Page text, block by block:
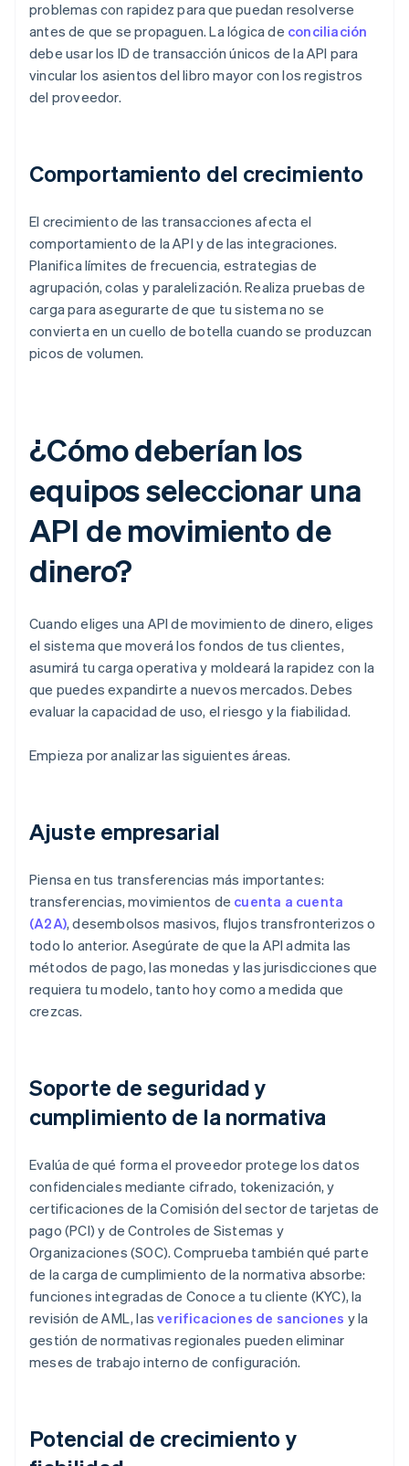
problemas con rapidez para que puedan resolverse
antes de que se propaguen. La lógica de conciliación
debe usar los ID de transacción únicos de la API para
vincular los asientos del libro mayor con los registros
del proveedor.
Comportamiento del crecimiento
El crecimiento de las transacciones afecta el
comportamiento de la API y de las integraciones.
Planifica límites de frecuencia, estrategias de
agrupación, colas y paralelización. Realiza pruebas de
carga para asegurarte de que tu sistema no se
convierta en un cuello de botella cuando se produzcan
picos de volumen.
¿Cómo deberían los
equipos seleccionar una
API de movimiento de
dinero?
Cuando eliges una API de movimiento de dinero, eliges
el sistema que moverá los fondos de tus clientes,
asumirá tu carga operativa y moldeará la rapidez con la
que puedes expandirte a nuevos mercados. Debes
evaluar la capacidad de uso, el riesgo y la fiabilidad.
Empieza por analizar las siguientes áreas.
Ajuste empresarial
Piensa en tus transferencias más importantes:
transferencias, movimientos de cuenta a cuenta
(A2A), desembolsos masivos, flujos transfronterizos o
todo lo anterior. Asegúrate de que la API admita las
métodos de pago, las monedas y las jurisdicciones que
requiera tu modelo, tanto hoy como a medida que
crezcas.
Soporte de seguridad y
cumplimiento de la normativa
Evalúa de qué forma el proveedor protege los datos
confidenciales mediante cifrado, tokenización, y
certificaciones de la Comisión del sector de tarjetas de
pago (PCI) y de Controles de Sistemas y
Organizaciones (SOC). Comprueba también qué parte
de la carga de cumplimiento de la normativa absorbe:
funciones integradas de Conoce a tu cliente (KYC), la
revisión de AML, lasverificaciones de sanciones y la
gestión de normativas regionales pueden eliminar
meses de trabajo interno de configuración.
Potencial de crecimiento y